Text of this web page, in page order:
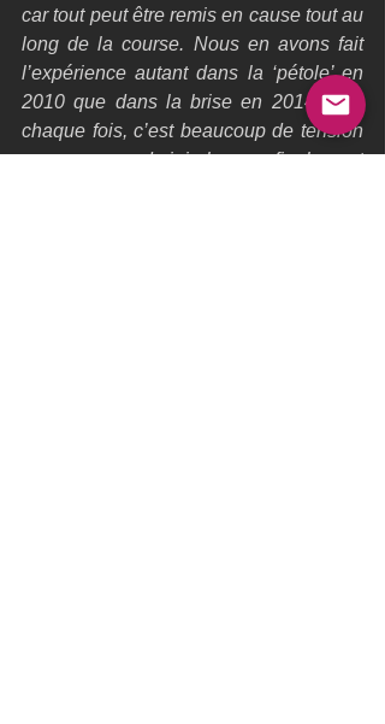
car tout peut être remis en cause tout au
long de la course. Nous en avons fait
l’expérience autant dans la ‘pétole’ en
2010 que dans la brise en 2014 et, à
chaque fois, c’est beaucoup de tension
pour une grande joie lorsque finalement